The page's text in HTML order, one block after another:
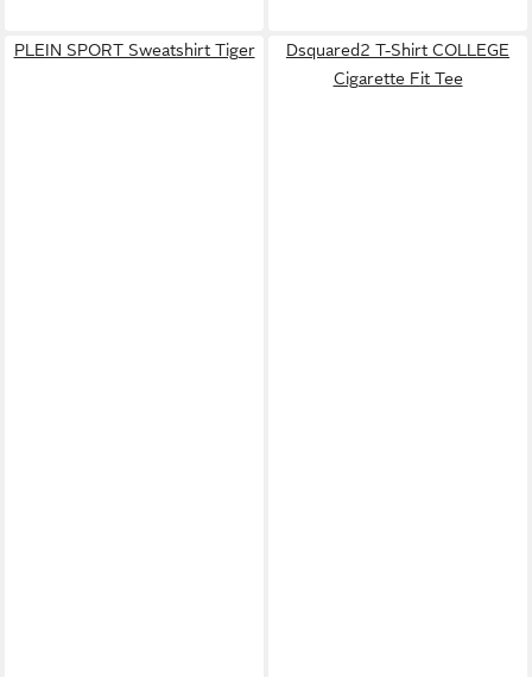
PLEIN SPORT Sweatshirt Tiger
Dsquared2 T-Shirt COLLEGE
Cigarette Fit Tee